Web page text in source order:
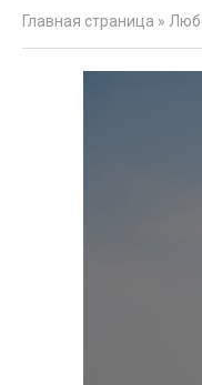
Главная страница »